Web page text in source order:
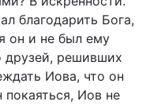
благодарить Бога,
он и не был ему
друзей, решивших
Иова, что он
Иов не